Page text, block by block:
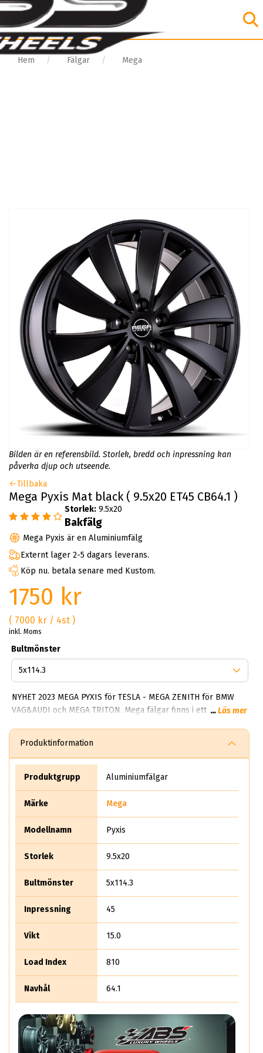
Hem Fälgar Mega
Bilden är en referensbild. Storlek, bredd och inpressning kan
påverka djup och utseende.
Tillbaka
Mega Pyxis Mat black ( 9.5x20 ET45 CB64.1 )
Storlek: 9.5x20
Bakfälg
Mega Pyxis är en Aluminiumfälg
Externt lager 2-5 dagars leverans.
Köp nu. betala senare med Kustom.
1750 kr
( 7000 kr / 4st )
inkl. Moms
Bultmönster
NYHET 2023 MEGA PYXIS för TESLA - MEGA ZENITH för BMW
VAG&AUDI och MEGA TRITON. Mega fälgar finns i ett brett
deras förmåga att alltid skapa robusta fälgar som tål både
vinter och sommarbruk. I kollektionen finns Hercules 5 och
storsäljaren Polera samt Virgo. Samtliga modeller (inte alla)
trailer så har mega Wheels ett stort utbud för dig som
...Läs mer
Produktinformation
Produktgrupp Aluminiumfälgar
Märke Mega
Modellnamn Pyxis
Storlek 9.5x20
Bultmönster 5x114.3
Inpressning 45
Vikt 15.0
Load Index 810
Navhål 64.1